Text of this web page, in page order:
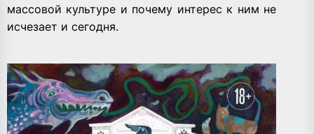
массовой культуре и почему интерес к ним не
исчезает и сегодня.